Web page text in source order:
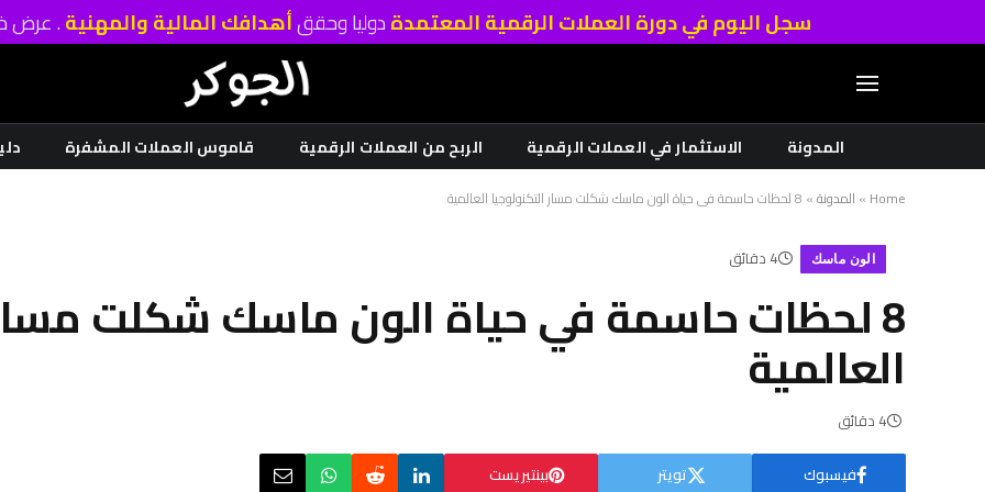
سجل اليوم في دورة العملات الرقمية المعتمدةدوليا وحققأهدافك المالية والمهنية. عرض
المدونة
الاستثمار في العملات الرقمية الربح من العملات الرقمية قاموس العملات المشفرة
Home
» المدونة» 8 لحظات حاسمة في حياة الون ماسك شكلت مسار التكنولوجيا العالمية
الون ماسك 4 دقائق
8 لحظات حاسمة في حياة الون ماسك شكلت مسار
العالمية
4 دقائق
فيسبوك تويتر بينتيريست